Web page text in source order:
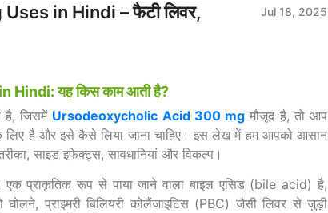
in Hindi – फैटी लिवर,
Jul 18, 2025
यह किस काम आती है?
है, जिसमें Ursodeoxycholic Acid 300 mg मौजूद है, तो आप
लिए है और इसे कैसे लिया जाना चाहिए। इस लेख में हम आपको आसान
साइड इफेक्ट्स, सावधानियां और विकल्प।
प्राकृतिक रूप से पाया जाने वाला बाइल एसिड (bile acid) है,
प्राइमरी बिलियरी कोलैंजाइटिस (PBC) जैसी लिवर से जुड़ी